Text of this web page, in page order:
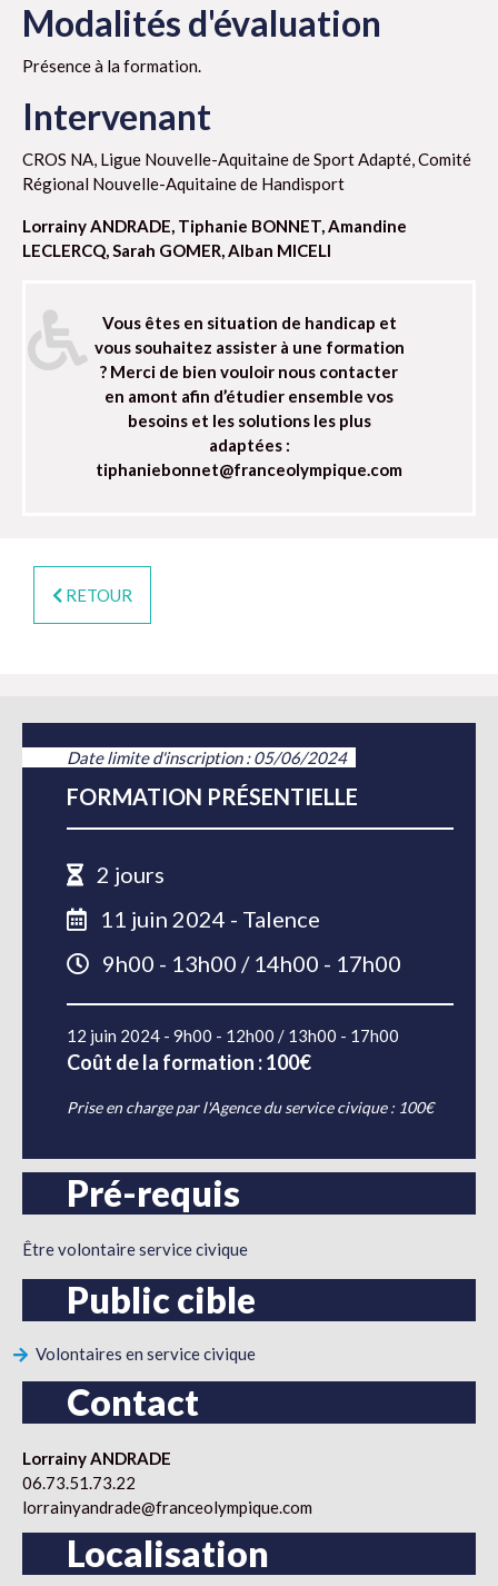
Modalités d'évaluation
Présence à la formation.
Intervenant
CROS NA, Ligue Nouvelle-Aquitaine de Sport Adapté, Comité
Régional Nouvelle-Aquitaine de Handisport
Lorrainy ANDRADE, Tiphanie BONNET, Amandine
LECLERCQ, Sarah GOMER, Alban MICELI
Vous êtes en situation de handicap et
vous souhaitez assister à une formation
? Merci de bien vouloir nous contacter
en amont afin d’étudier ensemble vos
besoins et les solutions les plus
adaptées :
tiphaniebonnet@franceolympique.com
RETOUR
Date limite d'inscription : 05/06/2024
FORMATION PRÉSENTIELLE
2 jours
11 juin 2024 - Talence
9h00 - 13h00 / 14h00 - 17h00
12 juin 2024 - 9h00 - 12h00 / 13h00 - 17h00
Coût de la formation : 100€
Prise en charge par l'Agence du service civique : 100€
Pré-requis
Être volontaire service civique
Public cible
Volontaires en service civique
Contact
Lorrainy ANDRADE
06.73.51.73.22
lorrainyandrade@franceolympique.com
Localisation